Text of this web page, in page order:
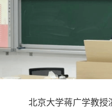
北京大学蒋广学教授